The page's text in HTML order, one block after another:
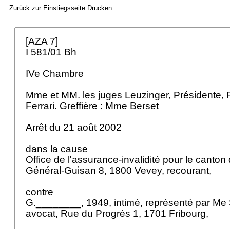
Zurück zur Einstiegsseite Drucken
[AZA 7]
I 581/01 Bh
IVe Chambre
Mme et MM. les juges Leuzinger, Présidente,
Ferrari. Greffière : Mme Berset
Arrêt du 21 août 2002
dans la cause
Office de l'assurance-invalidité pour le canton
Général-Guisan 8, 1800 Vevey, recourant,
contre
G.________, 1949, intimé, représenté par
avocat, Rue du Progrès 1, 1701 Fribourg,